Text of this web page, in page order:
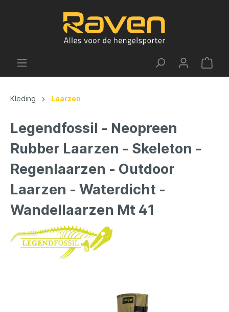
Kleding Laarzen
Legendfossil - Neopreen
Rubber Laarzen - Skeleton -
Regenlaarzen - Outdoor
Laarzen - Waterdicht -
Wandellaarzen Mt 41